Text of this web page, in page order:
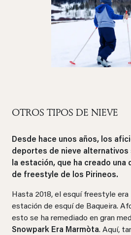
OTROS TIPOS DE NIEVE
Desde hace unos años, los
deportes de nieve alternativos
la estación, que ha creado una
de freestyle de los Pirineos.
Hasta 2018, el esquí freestyle era
estación de esquí de Baqueira.
esto se ha remediado en gran
Snowpark Era Marmòta. Aquí,